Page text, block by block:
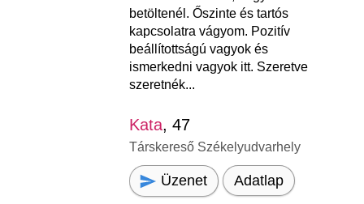
betöltenél. Őszinte és tartós
kapcsolatra vágyom. Pozitív
beállítottságú vagyok és
ismerkedni vagyok itt. Szeretve
szeretnék...
Kata, 47
Társkereső Székelyudvarhely
Üzenet Adatlap